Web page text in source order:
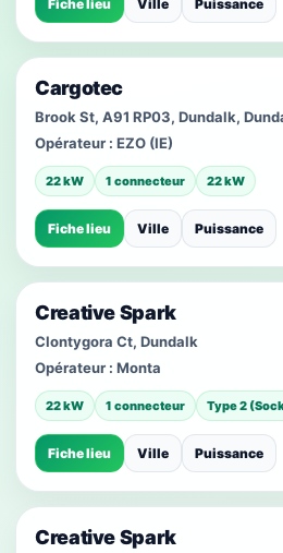
Fiche lieu Ville Puissance
Cargotec
Brook St, A91 RP03, Dundalk,
Opérateur : EZO (IE)
22 kW 1 connecteur 22 kW
Fiche lieu Ville Puissance
Creative Spark
Clontygora Ct, Dundalk
Opérateur : Monta
22 kW 1 connecteur Type 2
Fiche lieu Ville Puissance
Creative Spark